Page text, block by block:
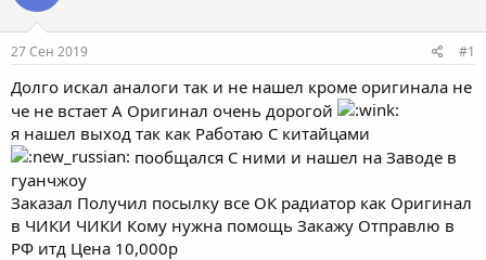
ы
27 Сен 2019 #1
Долго искал аналоги так и не нашел кроме оригинала не
че не встает А Оригинал очень дорогой
я нашел выход так как Работаю С китайцами
пообщался С ними и нашел на Заводе в
гуанчжоу
Заказал Получил посылку все ОК радиатор как Оригинал
в ЧИКИ ЧИКИ Кому нужна помощь Закажу Отправлю в
РФ итд Цена 10,000р